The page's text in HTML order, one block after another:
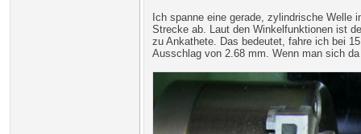
Ich spanne eine gerade, zylindrische Welle
Strecke ab. Laut den Winkelfunktionen ist
zu Ankathete. Das bedeutet, fahre ich bei
Ausschlag von 2.68 mm. Wenn man sich